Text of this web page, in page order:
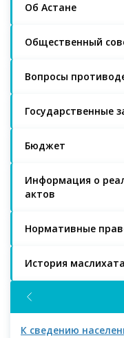
Об Астане
Общественный
Вопросы
Государственные
Бюджет
Информация о
актов
Нормативные
История маслихата
К сведению